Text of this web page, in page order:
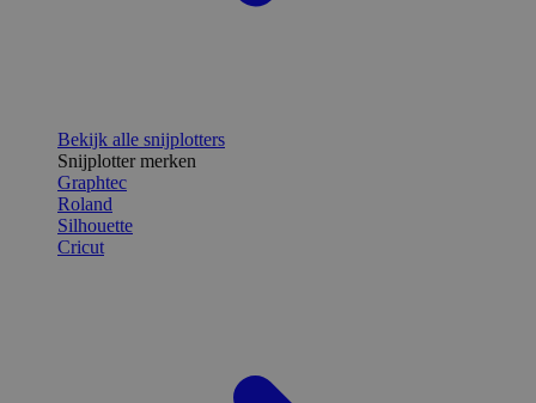
Bekijk alle snijplotters
Snijplotter merken
Graphtec
Roland
Silhouette
Cricut